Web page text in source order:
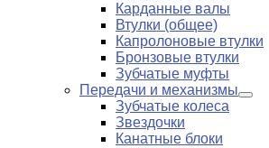
Карданные валы
Втулки (общее)
Капролоновые втулки
Бронзовые втулки
Зубчатые муфты
Передачи и механизмы
Зубчатые колеса
Звездочки
Канатные блоки